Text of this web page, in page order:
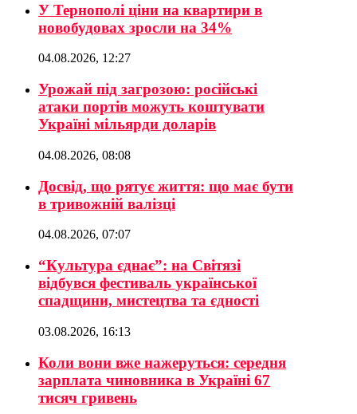
У Тернополі ціни на квартири в
новобудовах зросли на 34%
04.08.2026, 12:27
Урожай під загрозою: російські
атаки портів можуть коштувати
Україні мільярди доларів
04.08.2026, 08:08
Досвід, що рятує життя: що має бути
в тривожній валізці
04.08.2026, 07:07
“Культура єднає”: на Світязі
відбувся фестиваль української
спадщини, мистецтва та єдності
03.08.2026, 16:13
Коли вони вже нажеруться: середня
зарплата чиновника в Україні 67
тисяч гривень